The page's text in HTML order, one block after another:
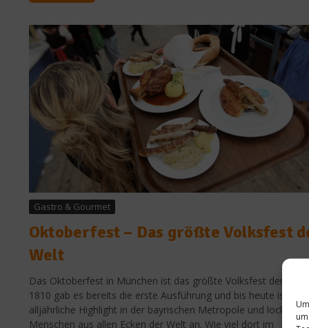
Gastro & Gourmet
Oktoberfest – Das größte Volksfest
Welt
Das Oktoberfest in München ist das größte Volksfest der Welt.
1810 gab es bereits die erste Ausführung und bis heute ist es
alljährliche Highlight in der bayrischen Metropole und lockt
Menschen aus allen Ecken der Welt an. Wie viel dort im